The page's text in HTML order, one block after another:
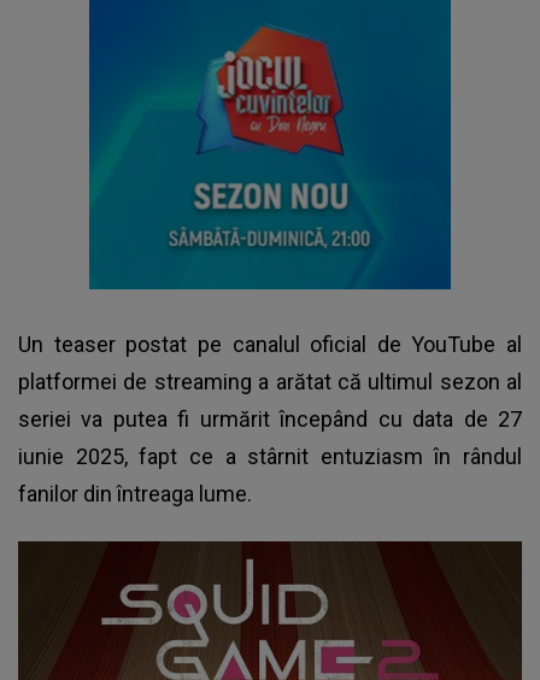
Un teaser postat pe canalul oficial de YouTube al
platformei de streaming a arătat că ultimul sezon al
seriei va putea fi urmărit începând cu data de 27
iunie 2025, fapt ce a stârnit entuziasm în rândul
fanilor din întreaga lume.